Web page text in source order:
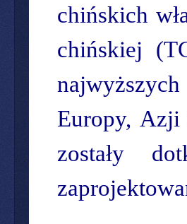
chińskich
chińskiej
Europy,
zostały